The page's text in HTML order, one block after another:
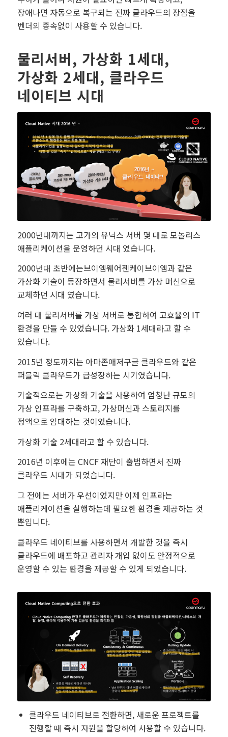
장애나면 자동으로 복구되는 진짜 클라우드의 장점을
벤더의 종속없이 사용할 수 있습니다.
물리서버, 가상화 1세대,
가상화 2세대, 클라우드
네이티브 시대
2000년대까지는 고가의 유닉스 서버 몇 대로 모놀리스
애플리케이션을 운영하던 시대 였습니다.
2000년대 초반에는브이엠웨어젠케이브이엠과 같은
가상화 기술이 등장하면서 물리서버를 가상 머신으로
교체하던 시대 였습니다.
여러 대 물리서버를 가상 서버로 통합하여 고효율의 IT
환경을 만들 수 있었습니다. 가상화 1세대라고 할 수
있습니다.
2015년 정도까지는 아마존애저구글 클라우드와 같은
퍼블릭 클라우드가 급성장하는 시기였습니다.
기술적으로는 가상화 기술을 사용하여 엄청난 규모의
가상 인프라를 구축하고, 가상머신과 스토리지를
정액으로 임대하는 것이었습니다.
가상화 기술 2세대라고 할 수 있습니다.
2016년 이후에는 CNCF 재단이 출범하면서 진짜
클라우드 시대가 되었습니다.
그 전에는 서버가 우선이었지만 이제 인프라는
애플리케이션을 실행하는데 필요한 환경을 제공하는 것
뿐입니다.
클라우드 네이티브를 사용하면서 개발한 것을 즉시
클라우드에 배포하고 관리자 개입 없이도 안정적으로
운영할 수 있는 환경을 제공할 수 있게 되었습니다.
클라우드 네이티브로 전환하면, 새로운 프로젝트를
진행할 때 즉시 자원을 할당하여 사용할 수 있습니다.